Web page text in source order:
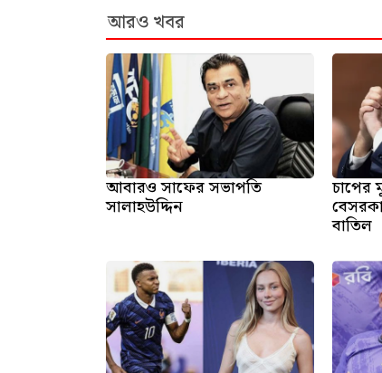
আরও খবর
আবারও সাফের সভাপতি
সালাহউদ্দিন
চাপের
বাতিল